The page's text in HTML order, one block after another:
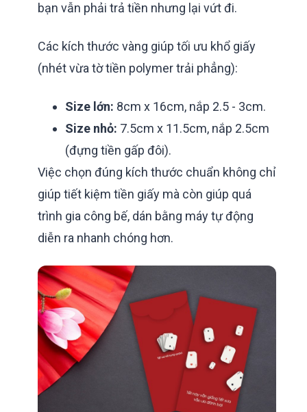
bạn vẫn phải trả tiền nhưng lại vứt đi.
Các kích thước vàng giúp tối ưu khổ giấy
(nhét vừa tờ tiền polymer trải phẳng):
Size lớn: 8cm x 16cm, nắp 2.5 - 3cm.
Size nhỏ: 7.5cm x 11.5cm, nắp 2.5cm
(đựng tiền gấp đôi).
Việc chọn đúng kích thước chuẩn không chỉ
giúp tiết kiệm tiền giấy mà còn giúp quá
trình gia công bế, dán bằng máy tự động
diễn ra nhanh chóng hơn.